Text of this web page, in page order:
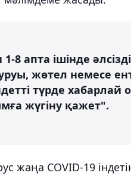
8 апта ішінде
жөтел немесе
түрде
жүгіну қажет".
жаңа COVID-19